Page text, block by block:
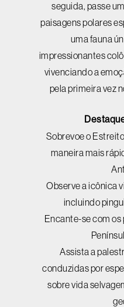
seguida, passe
paisagens polares
uma fauna
impressionantes
vivenciando a
pela primeira vez
Sobrevoe o
maneira mais
Observe a icônica
incluindo
Encante-se com
Assista a
conduzidas por
sobre vida